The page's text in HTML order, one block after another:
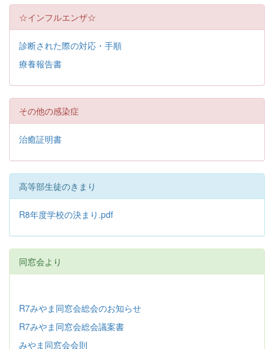
☆インフルエンザ☆
診断された際の対応・手順
療養報告書
その他の感染症
治癒証明書
高等部生徒のきまり
R8年度学校の決まり.pdf
同窓会より
R7みやま同窓会総会のお知らせ
R7みやま同窓会総会議案書
みやま同窓会会則